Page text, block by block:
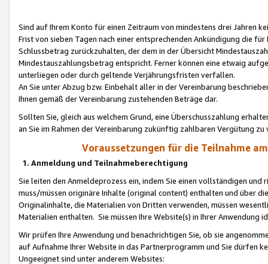
Sind auf Ihrem Konto für einen Zeitraum von mindestens drei Jahren
Frist von sieben Tagen nach einer entsprechenden Ankündigung die
Schlussbetrag zurückzuhalten, der dem in der Übersicht
Mindestauszahlungsbetrag entspricht. Ferner können eine etwaig
unterliegen oder durch geltende Verjährungsfristen verfallen.
An Sie unter Abzug bzw. Einbehalt aller in der Vereinbarung
Ihnen gemäß der Vereinbarung zustehenden Beträge dar.
Sollten Sie, gleich aus welchem Grund, eine Überschusszahlung
an Sie im Rahmen der Vereinbarung zukünftig zahlbaren Vergütung zu
Voraussetzungen für die Teilnahme
1. Anmeldung und Teilnahmeberechtigung
Sie leiten den Anmeldeprozess ein, indem Sie einen vollständigen
muss/müssen originäre Inhalte (original content) enthalten und über
Originalinhalte, die Materialien von Dritten verwenden, müssen
Materialien enthalten. Sie müssen Ihre Website(s) in Ihrer Anwendung
Wir prüfen Ihre Anwendung und benachrichtigen Sie, ob sie
auf Aufnahme Ihrer Website in das Partnerprogramm und Sie dürfen
Ungeeignet sind unter anderem Websites: